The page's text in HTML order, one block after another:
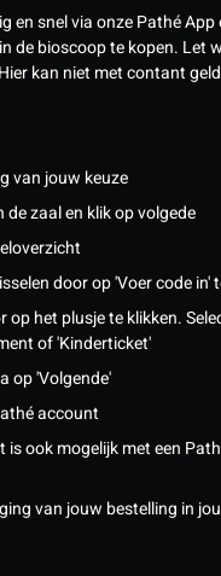
en snel via onze Pathé
de bioscoop te kopen. Let
kan niet met contant
van jouw keuze
zaal en klik op volgede
door op 'Voer code in'
op het plusje te klikken.
of 'Kinderticket'
op 'Volgende'
account
is ook mogelijk met een
van jouw bestelling in